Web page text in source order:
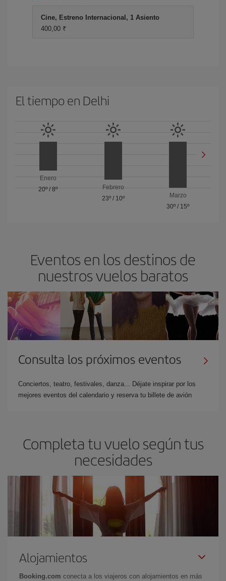
Cine, Estreno Internacional, 1 Asiento
400,00 ₹
El tiempo en Delhi
Enero
20º/8º
Febrero
23º/ 10º
Marzo
30º / 15º
Eventos en los destinos de
nuestros vuelos baratos
Consulta los próximos eventos
Conciertos, teatro, festivales, danza... Déjate inspirar por los
mejores eventos del calendario y reserva tu billete de avión
Completa tu vuelo según tus
necesidades
Alojamientos
Booking.com conecta a los viajeros con alojamientos en más